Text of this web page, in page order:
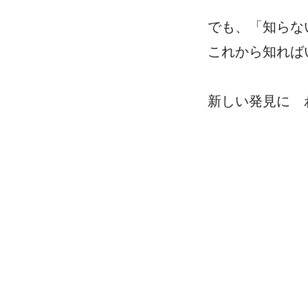
でも、「知ら
これから知れ
新しい発見に